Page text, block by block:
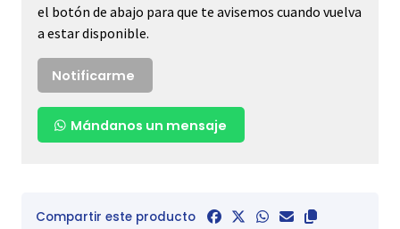
el botón de abajo para que te avisemos cuando vuelva
a estar disponible.
Notificarme
Mándanos un mensaje
Compartir este producto